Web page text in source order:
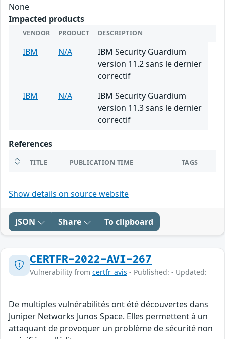
None
Impacted products
VENDOR PRODUCT DESCRIPTION
IBM N/A
IBM Security Guardium
version 11.2 sans le dernier
correctif
IBM
N/A
IBM Security Guardium
version 11.3 sans le dernier
correctif
References
TITLE PUBLICATION TIME TAGS
Show details on source website
JSON Share To clipboard
CERTFR-2022-AVI-267
Vulnerability from certfr_avis - Published: - Updated:
De multiples vulnérabilités ont été découvertes dans
Juniper Networks Junos Space. Elles permettent à un
attaquant de provoquer un problème de sécurité non